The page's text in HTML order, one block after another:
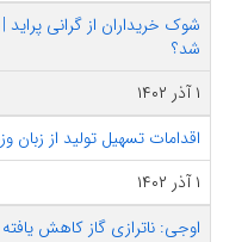
شوک خریداران از گرانی
شد؟​
۱ آذر ۱۴۰۲
اقدامات تسهیل تولید از زبان
۱ آذر ۱۴۰۲
اوجی: ناترازی گاز کاهش